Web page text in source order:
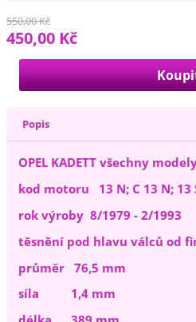
550,00 Kč
450,00 Kč
Popis
OPEL KADETT všechny
kod motoru 13 N; C 13 N; 13
rok výroby 8/1979 - 2/1993
těsnění pod hlavu válců od
průměr 76,5 mm
síla 1,4 mm